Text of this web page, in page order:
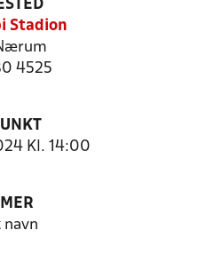
Stadion
4525
Kl. 14:00
navn